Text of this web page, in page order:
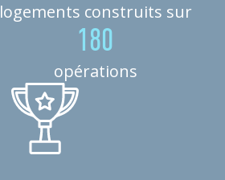
logements construits sur
180
opérations